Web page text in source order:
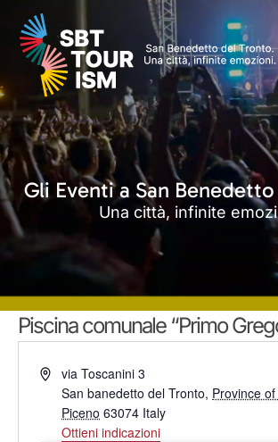
Skip
main
content
Gli Eventi a San
Una città, infinite
Piscina comunale “Primo
Indirizzovia Toscanini 3
San banedetto del Tronto, Province
Piceno 63074 Italy
Ottieni indicazioni